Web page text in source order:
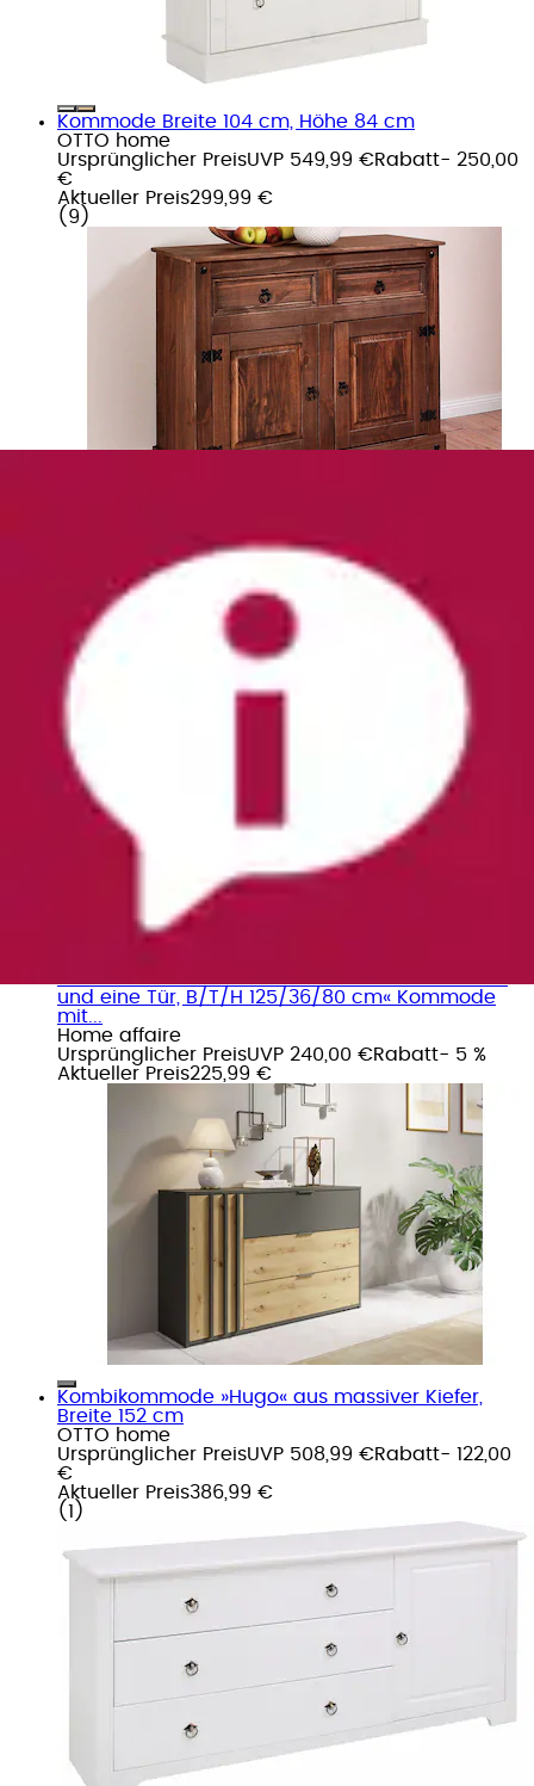
Kommode Breite 104 cm, Höhe 84 cm
OTTO home
Ursprünglicher PreisUVP 549,99 €Rabatt- 250,00
€
Aktueller Preis299,99 €
( 9 )
Kombikommode »Tessin; Buffetunterschrank,
klassischer Landhausstil« aus massiver,...
OTTO home
Ursprünglicher PreisUVP 591,99 € Rabatt
Aktueller Preis
461,99 €
5)
und eine Tür, B/T/H 125/36/80 cm« Kommode
mit...
Home affaire
Ursprünglicher PreisUVP 240,00 €Rabatt- 5 %
Aktueller Preis225,99 €
Kombikommode »Hugo« aus massiver Kiefer,
Breite 152 cm
OTTO home
Ursprünglicher PreisUVP 508,99 €Rabatt- 122,00
€
Aktueller Preis386,99 €
( 1 )